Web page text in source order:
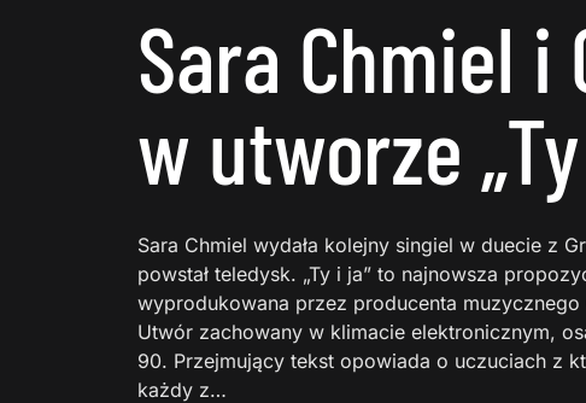
Sara Chmiel i
w utworze
Sara Chmiel wydała kolejny singiel w duecie z
powstał teledysk. „Ty i ja” to najnowsza
wyprodukowana przez producenta
Utwór zachowany w klimacie elektronicznym,
90. Przejmujący tekst opowiada o uczuciach z
każdy z…